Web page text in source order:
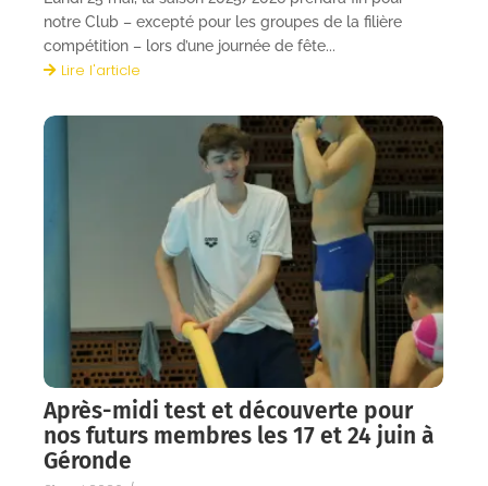
notre Club – excepté pour les groupes de la filière
compétition – lors d’une journée de fête...
Lire l'article
Après-midi test et découverte pour
nos futurs membres les 17 et 24 juin à
Géronde